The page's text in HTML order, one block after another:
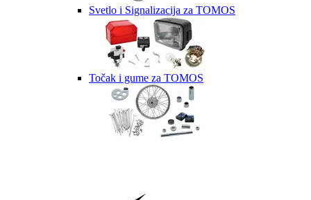
Svetlo i Signalizacija za TOMOS
Točak i gume za TOMOS